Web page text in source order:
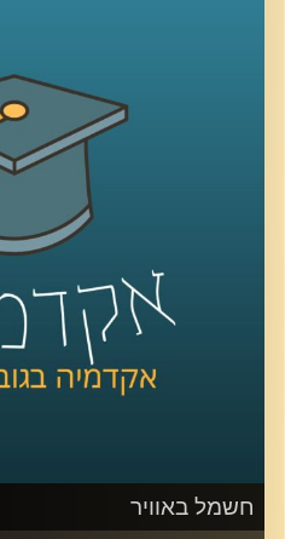
עוזרות לנו להרהר במה שיקרה
מדיניים, מוסריים ואחרים.
שמאפשר לחשוב בלי מסגרות,
לבנות מהם את הלא נודע.
AudioVersity
חשמל באוויר